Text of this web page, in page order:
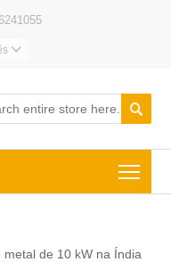


de 10 kW na Índia